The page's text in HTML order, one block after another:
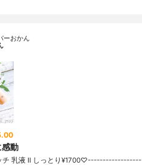
葉エキス、ベヘニルアルコール、
ン酸／ロジン酸）ジペンタエリス
リスチン酸／ステアリン酸）グリ
ル、水添レシチン、イソステアリ
クリレーツ／アクリル酸アルキル
ルヘキシルグリセリン、ステアリ
ーおかん
感動
チ 乳液 II しっとり¥1700♡------------------